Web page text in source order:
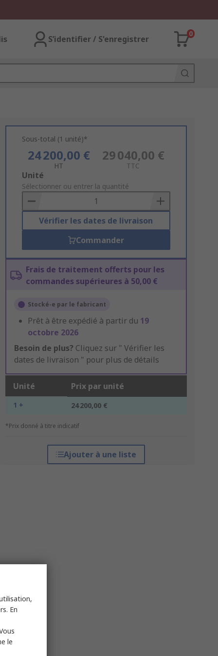
S’identifier / S'enregistrer
0
Sous-total (1 unité)*
24 200,00 €
HT
29 040,00 €
TTC
Add
to
Basket
Unité
Sélectionner ou entrer la quantité
Vérifier les dates de livraison
Commander
Frais de traitement offerts pour les
commandes supérieures à 50,00 €
Stocké-e par le fabricant
Prêt à être expédié à partir du 19
octobre 2026
Besoin de plus? Cliquez sur " Vérifier les
dates de livraison " pour plus de détails
Unité Prix par unité
1 + 24 200,00 €
*Prix donné à titre indicatif
Ajouter à une liste
En
le